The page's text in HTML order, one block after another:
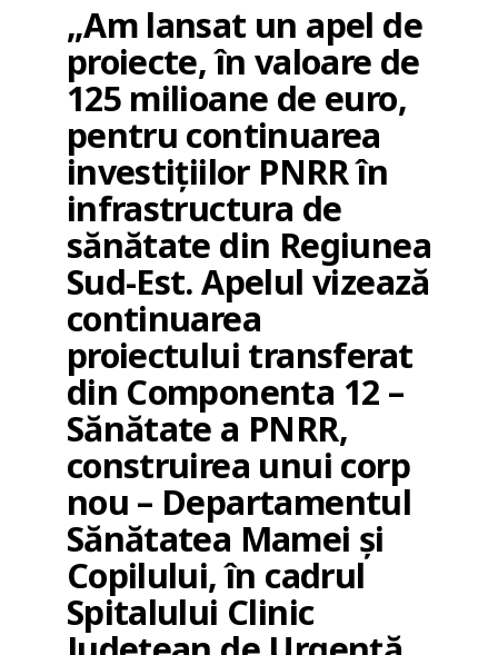
„Am lansat un apel de
proiecte, în valoare de
125 milioane de euro,
pentru continuarea
investiţiilor PNRR în
infrastructura de
sănătate din Regiunea
Sud-Est. Apelul vizează
continuarea
proiectului transferat
din Componenta 12 –
Sănătate a PNRR,
construirea unui corp
nou – Departamentul
Sănătatea Mamei şi
Copilului, în cadrul
Spitalului Clinic